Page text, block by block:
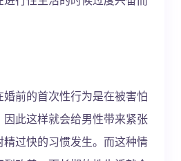
前的首次性行为是在被害怕
此这样就会给男性带来紧张
过快的习惯发生。而这种情